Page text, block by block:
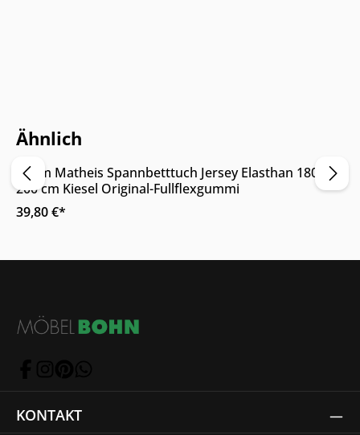
Ähnlich
Nur Online erhältlich
Adam Matheis Spannbetttuch Jersey Elasthan 180 x
200 cm Kiesel Original-Fullflexgummi
39,80 €*
KONTAKT